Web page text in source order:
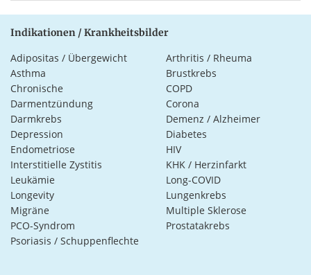
Indikationen / Krankheitsbilder
Adipositas / Übergewicht
Arthritis / Rheuma
Asthma
Brustkrebs
Chronische
Darmentzündung
COPD
Corona
Darmkrebs
Demenz / Alzheimer
Depression
Diabetes
Endometriose
HIV
Interstitielle Zystitis
KHK / Herzinfarkt
Leukämie
Long-COVID
Longevity
Lungenkrebs
Migräne
Multiple Sklerose
PCO-Syndrom
Prostatakrebs
Psoriasis / Schuppenflechte